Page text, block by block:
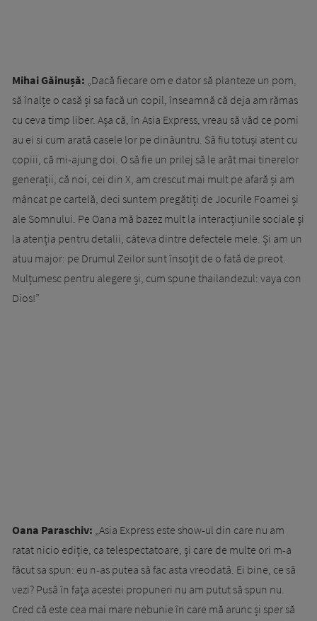
Mihai Găinușă: „Dacă fiecare om e dator să planteze un pom,
să înalțe o casă și sa facă un copil, înseamnă că deja am rămas
cu ceva timp liber. Așa că, în Asia Express, vreau să văd ce pomi
au ei si cum arată casele lor pe dinăuntru. Să fiu totuși atent cu
copiii, că mi-ajung doi. O să fie un prilej să le arăt mai tinerelor
generații, că noi, cei din X, am crescut mai mult pe afară și am
mâncat pe cartelă, deci suntem pregătiți de Jocurile Foamei și
ale Somnului. Pe Oana mă bazez mult la interacțiunile sociale și
la atenția pentru detalii, câteva dintre defectele mele. Și am un
atuu major: pe Drumul Zeilor sunt însoțit de o fată de preot.
Mulțumesc pentru alegere și, cum spune thailandezul: vaya con
Dios!”
Oana Paraschiv: „Asia Express este show-ul din care nu am
ratat nicio ediție, ca telespectatoare, și care de multe ori m-a
făcut sa spun: eu n-as putea să fac asta vreodată. Ei bine, ce să
vezi? Pusă în faţa acestei propuneri nu am putut să spun nu.
Cred că este cea mai mare nebunie în care mă arunc și sper să